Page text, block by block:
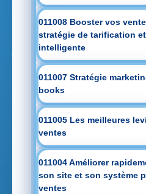
011008 Booster vos
stratégie de tarification
intelligente
011007 Stratégie
books
011005 Les meilleures
ventes
011004 Améliorer
son site et son système
ventes